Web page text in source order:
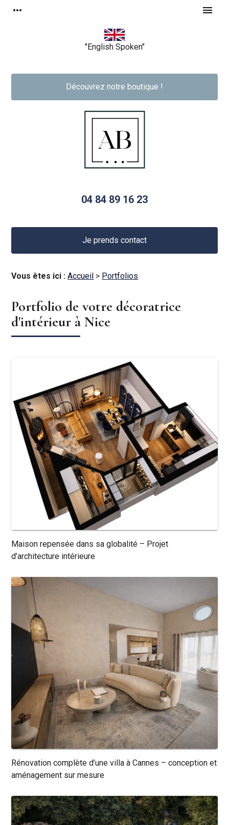
more_horiz menu
"English Spoken"
Découvrez notre boutique !
04 84 89 16 23
Je prends contact
Vous êtes ici :Accueil > Portfolios
Portfolio de votre décoratrice
d'intérieur à Nice
Maison repensée dans sa globalité – Projet
d’architecture intérieure
Rénovation complète d’une villa à Cannes – conception et
aménagement sur mesure